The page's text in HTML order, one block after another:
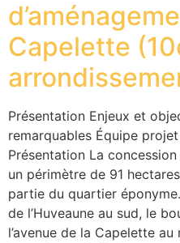
Capelette
Présentation Enjeux et
remarquables​ Équipe
Présentation La
un périmètre de 91
partie du quartier
de l’Huveaune au sud, le
l’avenue de la Capelette